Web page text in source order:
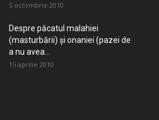
5 octombrie 2010
Despre păcatul malahiei
(masturbării) şi onaniei (pazei de
a nu avea...
15 aprilie 2010